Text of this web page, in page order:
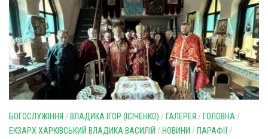
БОГОСЛУЖІННЯ / ВЛАДИКА ІГОР (ІСІЧЕНКО) / ГАЛЕРЕЯ / ГОЛОВНА /
ЕКЗАРХ ХАРКІВСЬКИЙ ВЛАДИКА ВАСИЛІЙ / НОВИНИ / ПАРАФІЇ
/